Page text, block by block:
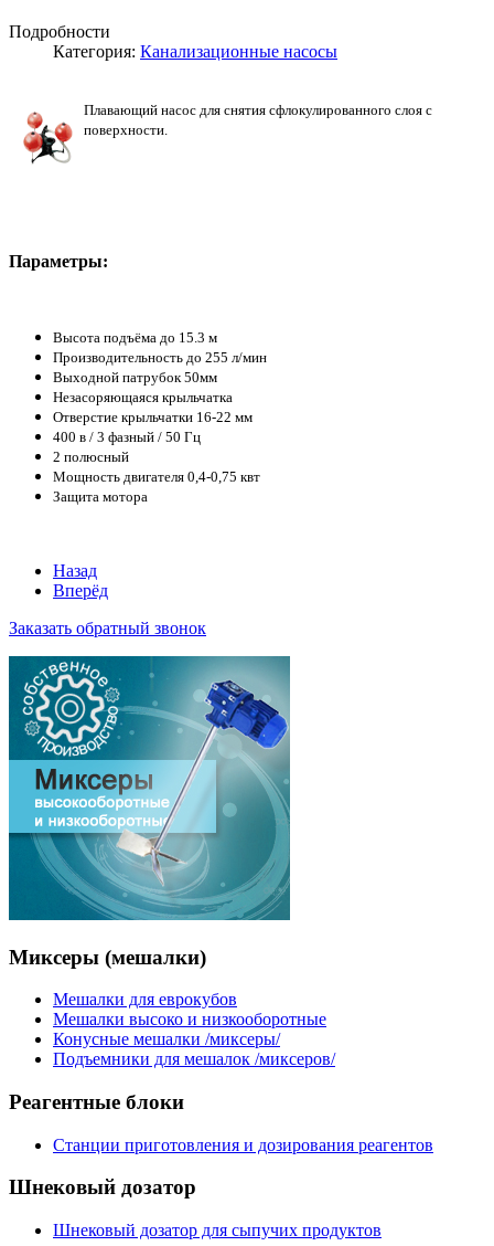
Подробности
Категория: Канализационные насосы
Плавающий насос для снятия сфлокулированного слоя с
поверхности.
Параметры:
Высота подъёма до 15.3 м
Производительность до 255 л/мин
Выходной патрубок 50мм
Незасоряющаяся крыльчатка
Отверстие крыльчатки 16-22 мм
400 в / 3 фазный / 50 Гц
2 полюсный
Мощность двигателя 0,4-0,75 квт
Защита мотора
Назад
Вперёд
Заказать обратный звонок
Миксеры (мешалки)
Мешалки для еврокубов
Мешалки высоко и низкооборотные
Конусные мешалки /миксеры/
Подъемники для мешалок /миксеров/
Реагентные блоки
Станции приготовления и дозирования реагентов
Шнековый дозатор
Шнековый дозатор для сыпучих продуктов